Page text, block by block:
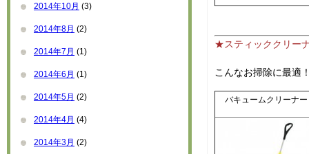
2014年10月 (3)
2014年8月 (2)
2014年7月 (1)
2014年6月 (1)
2014年5月 (2)
2014年4月 (4)
2014年3月 (2)
★スティッククリー
こんなお掃除に最適
バキュームクリー